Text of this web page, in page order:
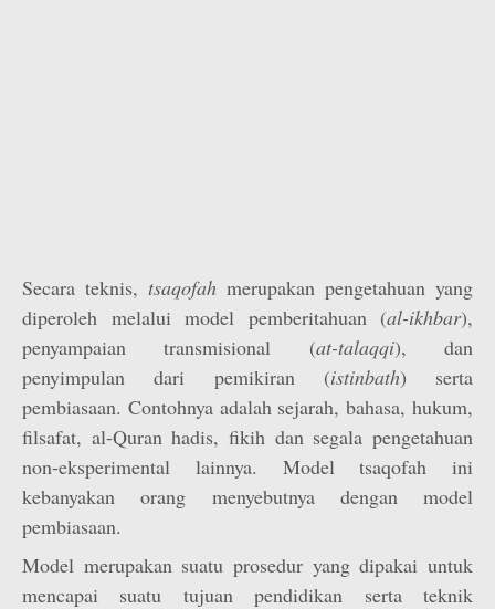
Secara teknis, tsaqofah merupakan pengetahuan yang
diperoleh melalui model pemberitahuan (al-ikhbar),
penyampaian transmisional (at-talaqqi), dan
penyimpulan dari pemikiran (istinbath) serta
pembiasaan. Contohnya adalah sejarah, bahasa, hukum,
filsafat, al-Quran hadis, fikih dan segala pengetahuan
non-eksperimental lainnya. Model tsaqofah ini
kebanyakan orang menyebutnya dengan model
pembiasaan.
Model merupakan suatu prosedur yang dipakai untuk
mencapai suatu tujuan pendidikan serta teknik